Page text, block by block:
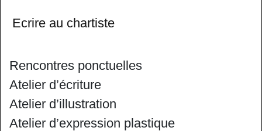
Ecrire au chartiste
Rencontres ponctuelles
Atelier d’écriture
Atelier d’illustration
Atelier d’expression plastique